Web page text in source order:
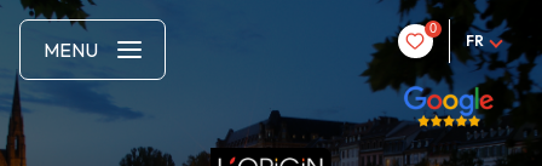
0
FR
MENU